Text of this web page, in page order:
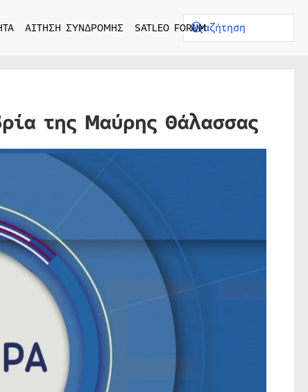
ΑΙΤΗΣΗ ΣΥΝΔΡΟΜΗΣ SATLEO FORUM
της Μαύρης Θάλασσας